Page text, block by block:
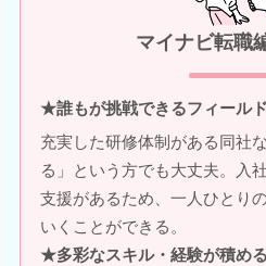
マイナビ転職
★誰もが挑戦できるフィールド
充実した研修体制がある同社
る」という方でも大丈夫。入
支援があるため、一人ひとり
いくことができる。
★多彩なスキル・経験が積める